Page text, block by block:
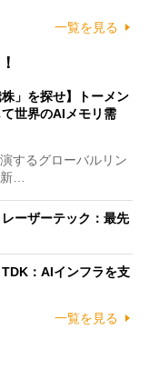
一覧を見る
」を探せ】トーメン
世界のAIメモリ需
するグローバルリン
新…
ーザーテック：最先
TDK：AIインフラを支
一覧を見る